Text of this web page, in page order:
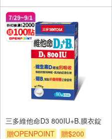
三多維他命D3 800IU+B.膜衣錠
贈OPENPOINT
贈$200